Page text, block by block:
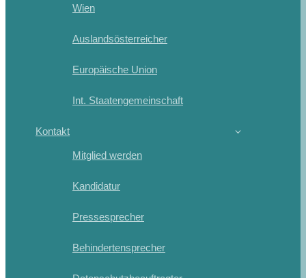
Wien
Auslandsösterreicher
Europäische Union
Int. Staatengemeinschaft
Kontakt
Mitglied werden
Kandidatur
Pressesprecher
Behindertensprecher